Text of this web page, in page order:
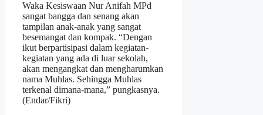
Waka Kesiswaan Nur Anifah MPd
sangat bangga dan senang akan
tampilan anak-anak yang sangat
besemangat dan kompak. “Dengan
ikut berpartisipasi dalam kegiatan-
kegiatan yang ada di luar sekolah,
akan mengangkat dan mengharumkan
nama Muhlas. Sehingga Muhlas
terkenal dimana-mana,” pungkasnya.
(Endar/Fikri)